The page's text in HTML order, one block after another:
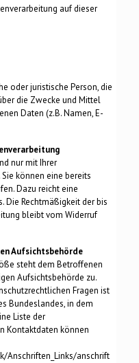
auf dieser
oder juristische Person, die
die Zwecke und Mittel
Daten (z.B. Namen, E-
nur mit Ihrer
können eine bereits
Dazu reicht eine
Die Rechtmäßigkeit der bis
bleibt vom Widerruf
Aufsichtsbehörde
steht dem Betroffenen
Aufsichtsbehörde zu.
Fragen ist
Bundeslandes, in dem
Liste der
Kontaktdaten können
Anschriften_Links/anschrift